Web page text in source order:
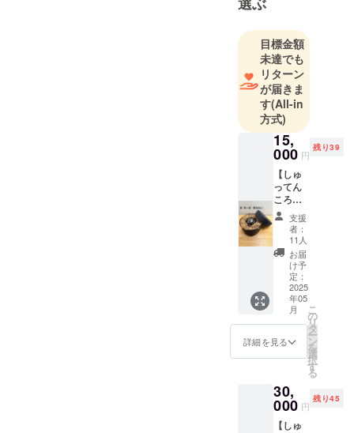
う意味が込
ます。
私たちは現
在首都圏の
大学に通っ
ています
が、地方出
身のメン
バーも多く
います。彼
ら/彼女ちが
東京に出て
きた理由
は、「地元
には何もな
いから」。
そうして地
元を離れ上
京する学生
一方で、地
元に残る若
者は少な
目標金額
未達でも
リターン
が届きま
す(All-in
方式)
15,
000 円
残り39
【しゅ
ってん
ころり
ん（彫
金な
し）
２様
用】(消
費税・
送料込
み) ・柄
は２種
から２
つ希望
する柄
をお選
だけま
す。 ​２
つとも
同じ柄
支援
者：
11人
お届
け予
定：
2025
年05
月
詳細を見る
こ
の
リ
タ
ー
ン
を
選
択
す
る
30,
000 円
残り45
【しゅ